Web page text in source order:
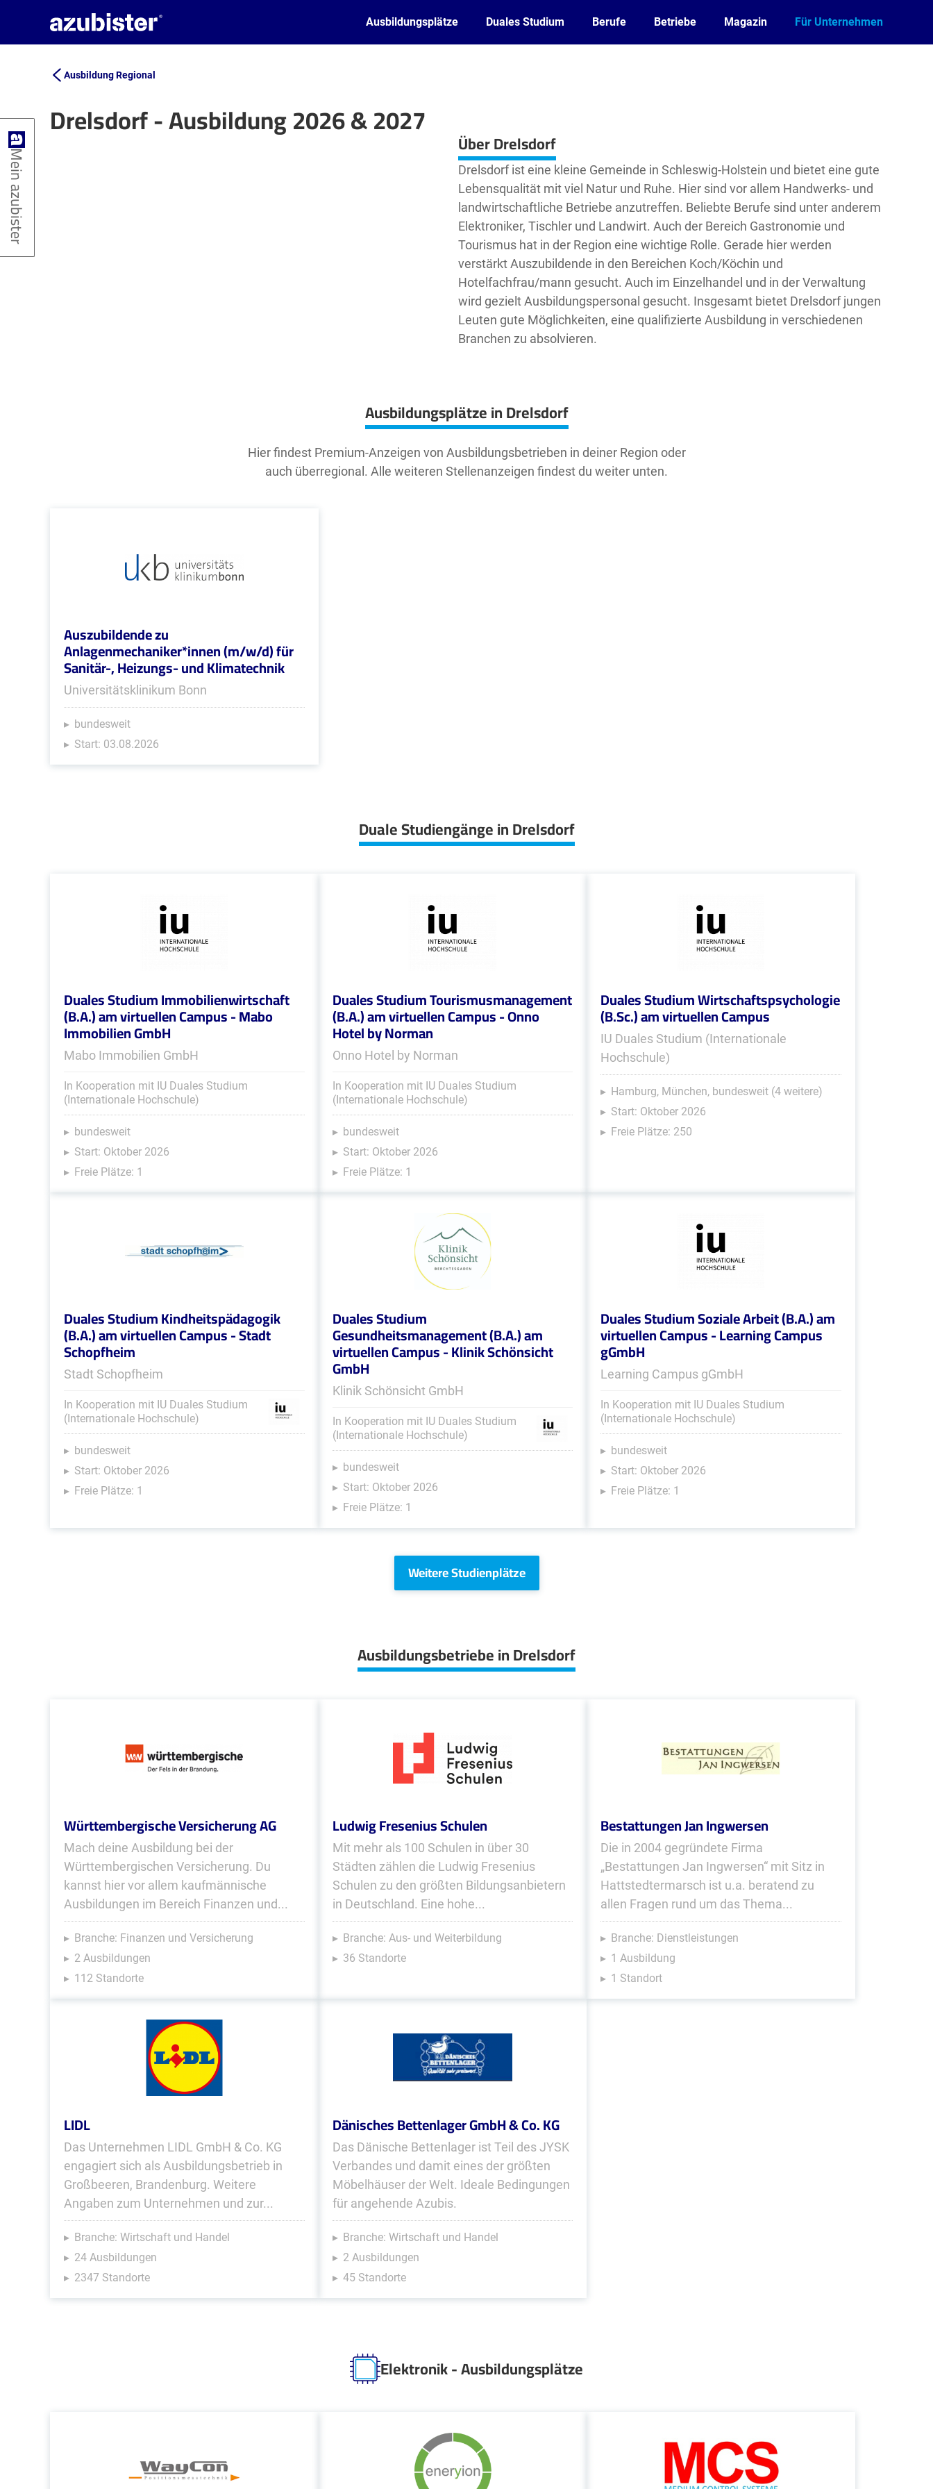
Ausbildungsplätze Duales Studium Berufe Betriebe Magazin Für Unternehmen
Ausbildung Regional
Drelsdorf - Ausbildung 2026 & 2027
Leaflet| ©OpenStreetMap2 contributors Über Drelsdorf
Drelsdorf ist eine kleine Gemeinde in Schleswig-Holstein und bietet eine gute
Lebensqualität mit viel Natur und Ruhe. Hier sind vor allem Handwerks- und
landwirtschaftliche Betriebe anzutreffen. Beliebte Berufe sind unter anderem
Elektroniker, Tischler und Landwirt. Auch der Bereich Gastronomie und
Tourismus hat in der Region eine wichtige Rolle. Gerade hier werden
verstärkt Auszubildende in den Bereichen Koch/Köchin und
Hotelfachfrau/mann gesucht. Auch im Einzelhandel und in der Verwaltung
wird gezielt Ausbildungspersonal gesucht. Insgesamt bietet Drelsdorf jungen
Leuten gute Möglichkeiten, eine qualifizierte Ausbildung in verschiedenen
Branchen zu absolvieren.
Ausbildungsplätze in Drelsdorf
Hier findest Premium-Anzeigen von Ausbildungsbetrieben in deiner Region oder
auch überregional. Alle weiteren Stellenanzeigen findest du weiter unten.
Auszubildende zu
Anlagenmechaniker*innen (m/w/d) für
Sanitär-, Heizungs- und Klimatechnik
Universitätsklinikum Bonn
bundesweit
Start: 03.08.2026
Duale Studiengänge in Drelsdorf
Duales Studium Immobilienwirtschaft
(B.A.) am virtuellen Campus - Mabo
Immobilien GmbH
Mabo Immobilien GmbH
In Kooperation mit IU Duales Studium
(Internationale Hochschule)
bundesweit
Start: Oktober 2026
Freie Plätze: 1
Duales Studium Tourismusmanagement
(B.A.) am virtuellen Campus - Onno
Hotel by Norman
Onno Hotel by Norman
In Kooperation mit IU Duales Studium
(Internationale Hochschule)
bundesweit
Start: Oktober 2026
Freie Plätze: 1
Duales Studium Wirtschaftspsychologie
(B.Sc.) am virtuellen Campus
IU Duales Studium (Internationale
Hochschule)
Hamburg, München, bundesweit (4 weitere)
Start: Oktober 2026
Freie Plätze: 250
Duales Studium Kindheitspädagogik
(B.A.) am virtuellen Campus - Stadt
Schopfheim
Stadt Schopfheim
In Kooperation mit IU Duales Studium
(Internationale Hochschule)
bundesweit
Start: Oktober 2026
Freie Plätze: 1
Duales Studium
Gesundheitsmanagement (B.A.) am
virtuellen Campus - Klinik Schönsicht
GmbH
Klinik Schönsicht GmbH
In Kooperation mit IU Duales Studium
(Internationale Hochschule)
bundesweit
Start: Oktober 2026
Freie Plätze: 1
Duales Studium Soziale Arbeit (B.A.) am
virtuellen Campus - Learning Campus
gGmbH
Learning Campus gGmbH
In Kooperation mit IU Duales Studium
(Internationale Hochschule)
bundesweit
Start: Oktober 2026
Freie Plätze: 1
Weitere Studienplätze
Ausbildungsbetriebe in Drelsdorf
Württembergische Versicherung AG
Mach deine Ausbildung bei der
Württembergischen Versicherung. Du
kannst hier vor allem kaufmännische
Ausbildungen im Bereich Finanzen und...
Branche: Finanzen und Versicherung
2 Ausbildungen
112 Standorte
Ludwig Fresenius Schulen
Mit mehr als 100 Schulen in über 30
Städten zählen die Ludwig Fresenius
Schulen zu den größten Bildungsanbietern
in Deutschland. Eine hohe...
Branche: Aus- und Weiterbildung
36 Standorte
Bestattungen Jan Ingwersen
Die in 2004 gegründete Firma
„Bestattungen Jan Ingwersen“ mit Sitz in
Hattstedtermarsch ist u.a. beratend zu
allen Fragen rund um das Thema...
Branche: Dienstleistungen
1 Ausbildung
1 Standort
LIDL
Das Unternehmen LIDL GmbH & Co. KG
engagiert sich als Ausbildungsbetrieb in
Großbeeren, Brandenburg. Weitere
Angaben zum Unternehmen und zur...
Branche: Wirtschaft und Handel
24 Ausbildungen
2347 Standorte
Dänisches Bettenlager GmbH & Co. KG
Das Dänische Bettenlager ist Teil des JYSK
Verbandes und damit eines der größten
Möbelhäuser der Welt. Ideale Bedingungen
für angehende Azubis.
Branche: Wirtschaft und Handel
2 Ausbildungen
45 Standorte
Elektronik - Ausbildungsplätze
Mein azubister